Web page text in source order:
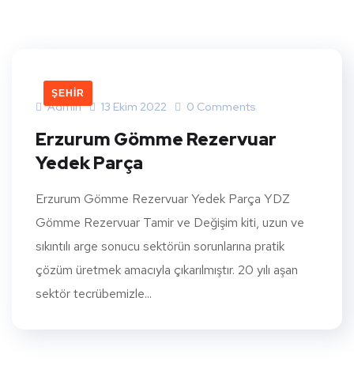
ŞEHIR
Admin 13 Ekim 2022 0 Comments
Erzurum Gömme Rezervuar
Yedek Parça
Erzurum Gömme Rezervuar Yedek Parça YDZ
Gömme Rezervuar Tamir ve Değişim kiti, uzun ve
sıkıntılı arge sonucu sektörün sorunlarına pratik
çözüm üretmek amacıyla çıkarılmıştır. 20 yılı aşan
sektör tecrübemizle...